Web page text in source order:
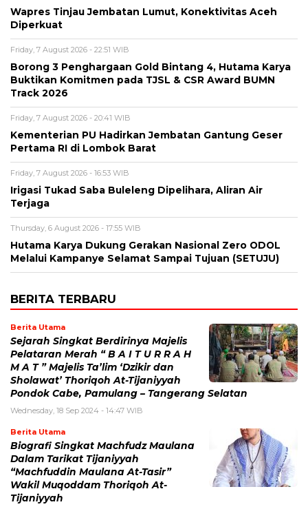
Wapres Tinjau Jembatan Lumut, Konektivitas Aceh
Diperkuat
Friday, 7 August 2026 - 22:51 WIB
Borong 3 Penghargaan Gold Bintang 4, Hutama Karya
Buktikan Komitmen pada TJSL & CSR Award BUMN
Track 2026
Friday, 7 August 2026 - 20:41 WIB
Kementerian PU Hadirkan Jembatan Gantung Geser
Pertama RI di Lombok Barat
Friday, 7 August 2026 - 16:53 WIB
Irigasi Tukad Saba Buleleng Dipelihara, Aliran Air
Terjaga
Thursday, 6 August 2026 - 17:55 WIB
Hutama Karya Dukung Gerakan Nasional Zero ODOL
Melalui Kampanye Selamat Sampai Tujuan (SETUJU)
BERITA TERBARU
Berita Utama
Sejarah Singkat Berdirinya Majelis
Pelataran Merah “ B A I T U R R A H
M A T ” Majelis Ta’lim ‘Dzikir dan
Sholawat’ Thoriqoh At-Tijaniyyah
Pondok Cabe, Pamulang – Tangerang Selatan
Wednesday, 18 Sep 2024 - 14:47 WIB
Berita Utama
Biografi Singkat Machfudz Maulana
Dalam Tarikat Tijaniyyah
“Machfuddin Maulana At-Tasir”
Wakil Muqoddam Thoriqoh At-
Tijaniyyah